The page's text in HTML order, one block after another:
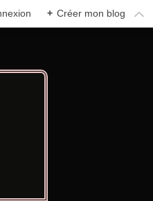
+ Créer mon blog